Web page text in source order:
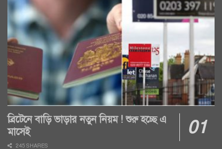
ব্রিটেনে বাড়ি ভাড়ার নতুন নিয়ম ! শুরু হচ্ছে এ
মাসেই
245 SHARES